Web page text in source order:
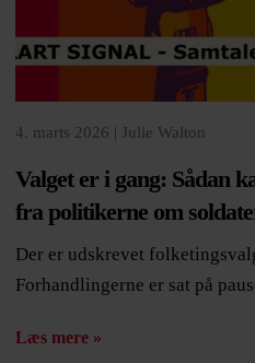
4. marts 2026 | Julie Walton
Valget er i gang: Sådan
fra politikerne om
Der er udskrevet
Forhandlingerne er sat på
Læs mere »